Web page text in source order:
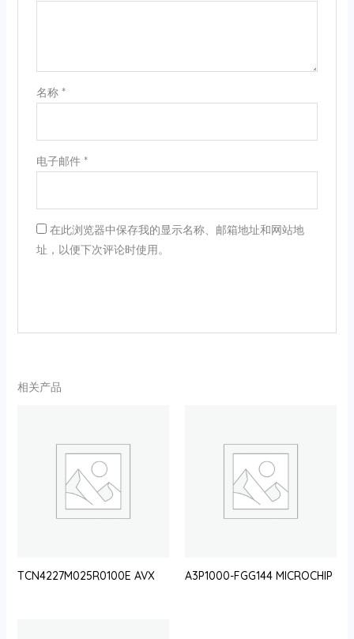
名称 *
电子邮件 *
在此浏览器中保存我的显示名称、邮箱地址和网站地
址，以便下次评论时使用。
相关产品
TCN4227M025R0100E AVX A3P1000-FGG144 MICROCHIP